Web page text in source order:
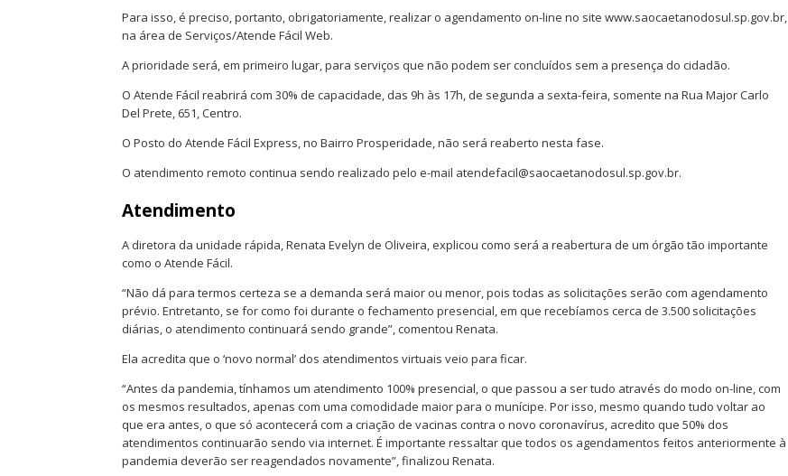
Para isso, é preciso, portanto, obrigatoriamente, realizar o agendamento on-line no site www.saocaetanodosul.sp.gov.br,
na área de Serviços/Atende Fácil Web.
A prioridade será, em primeiro lugar, para serviços que não podem ser concluídos sem a presença do cidadão.
O Atende Fácil reabrirá com 30% de capacidade, das 9h às 17h, de segunda a sexta-feira, somente na Rua Major Carlo
Del Prete, 651, Centro.
O Posto do Atende Fácil Express, no Bairro Prosperidade, não será reaberto nesta fase.
O atendimento remoto continua sendo realizado pelo e-mail atendefacil@saocaetanodosul.sp.gov.br.
Atendimento
A diretora da unidade rápida, Renata Evelyn de Oliveira, explicou como será a reabertura de um órgão tão importante
como o Atende Fácil.
“Não dá para termos certeza se a demanda será maior ou menor, pois todas as solicitações serão com agendamento
prévio. Entretanto, se for como foi durante o fechamento presencial, em que recebíamos cerca de 3.500 solicitações
diárias, o atendimento continuará sendo grande”, comentou Renata.
Ela acredita que o ‘novo normal’ dos atendimentos virtuais veio para ficar.
“Antes da pandemia, tínhamos um atendimento 100% presencial, o que passou a ser tudo através do modo on-line, com
os mesmos resultados, apenas com uma comodidade maior para o munícipe. Por isso, mesmo quando tudo voltar ao
que era antes, o que só acontecerá com a criação de vacinas contra o novo coronavírus, acredito que 50% dos
atendimentos continuarão sendo via internet. É importante ressaltar que todos os agendamentos feitos anteriormente à
pandemia deverão ser reagendados novamente”, finalizou Renata.